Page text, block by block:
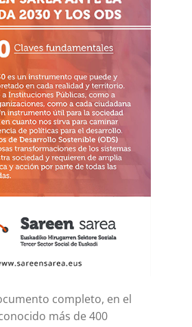
completo, en el
más de 400